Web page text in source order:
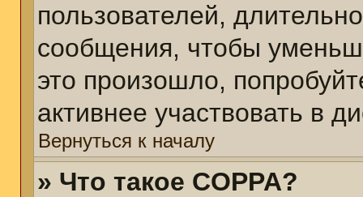
пользователей,
сообщения, чтобы
это произошло,
активнее участвовать в
Вернуться к началу
» Что такое COPPA?